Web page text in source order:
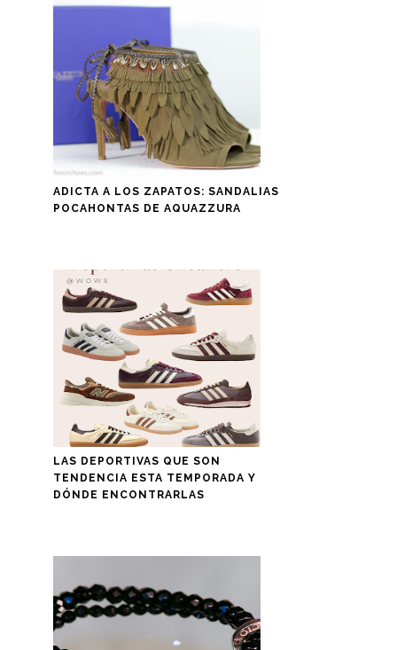
ADICTA A LOS ZAPATOS: SANDALIAS
POCAHONTAS DE AQUAZZURA
LAS DEPORTIVAS QUE SON
TENDENCIA ESTA TEMPORADA Y
DÓNDE ENCONTRARLAS